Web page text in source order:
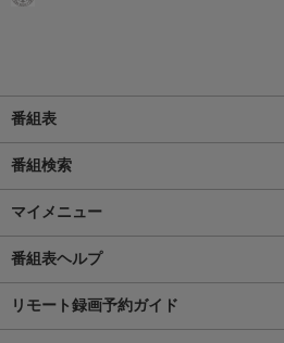
番組表
番組検索
マイメニュー
番組表ヘルプ
リモート録画予約ガイド